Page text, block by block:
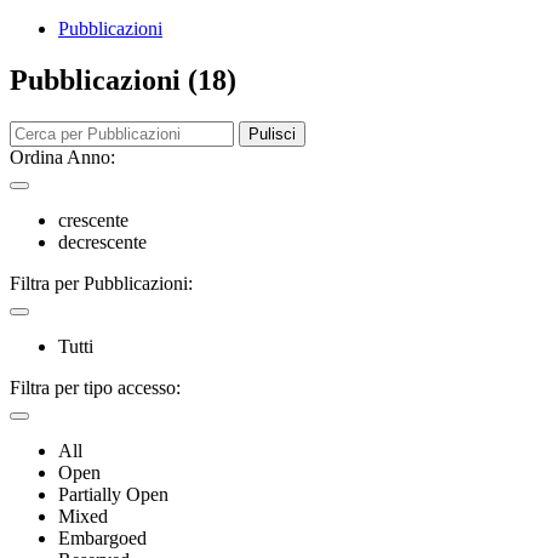
Pubblicazioni
Pubblicazioni (18)
Pulisci
Ordina Anno:
crescente
decrescente
Filtra per Pubblicazioni:
Tutti
Filtra per tipo accesso:
All
Open
Partially Open
Mixed
Embargoed